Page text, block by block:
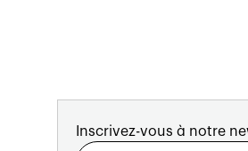
Inscrivez-vous à notre